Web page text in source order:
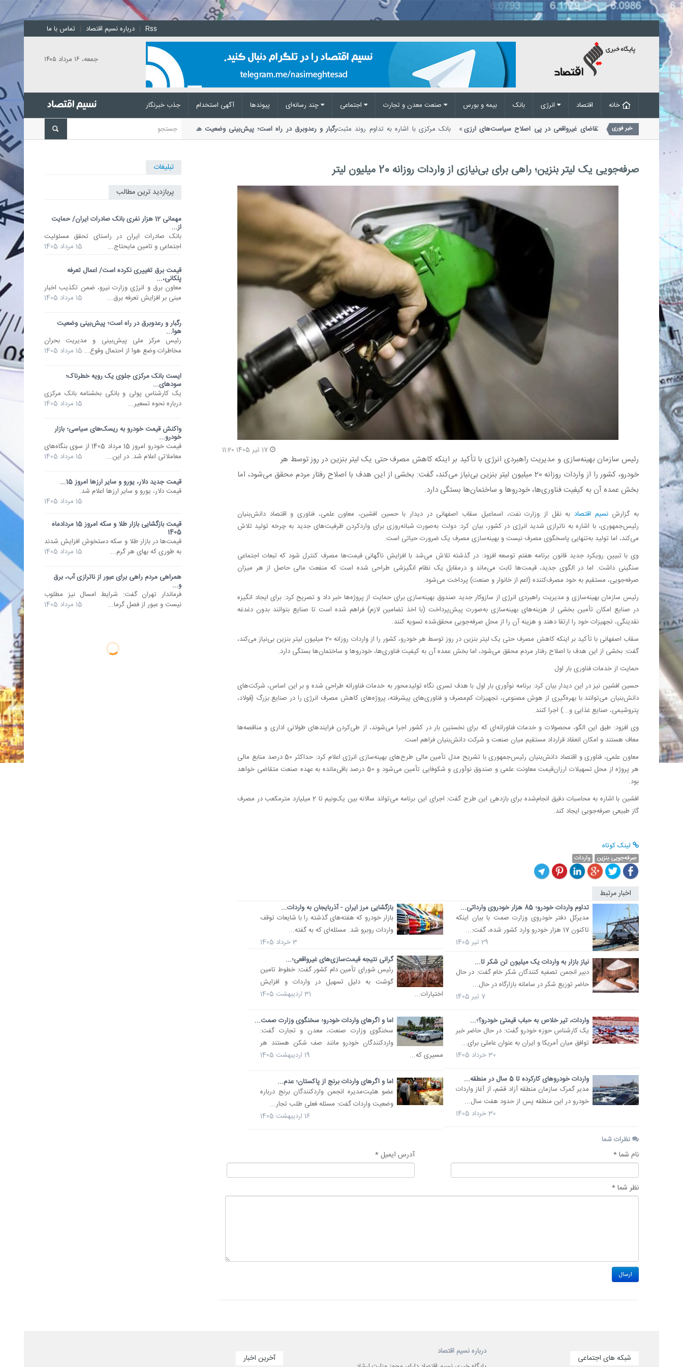
تماس با ما | درباره نسیم اقتصاد | Rss
جمعه، ۱۶ مرداد ۱۴۰۵
جذب خبرنگار آگهی استخدام پیوند‌ها بیمه و بورس بانک اقتصاد
خبر فوری رگبار و رعدوبرق در راه است؛ پیش‌بینی وضعیت هوا در روزهای آتی
رئیس مرکز ملی پیش‌بینی و
مدیریت بحران مخاطرات وضع هوا از احتمال...
حذف تقاضای غیرواقعی در پی اصلاح سیاست‌های ارزی
بانک مرکزی با اشاره به تداوم روند مثبت
معاملات ارزی اعلام کرد که...
اتحادیه شرکت های حمل
تبلیغات
پربازدید ترین مطالب
مهمانی 12 هزار نفری بانک صادرات ایران/ حمایت
از...
​بانک صادرات ایران در راستای تحقق مسئولیت
اجتماعی و تامین مایحتاج...
15 مرداد 1405
قیمت برق تغییری نکرده است/ اعمال تعرفه
پلکانی،...
معاون برق و انرژی وزارت نیرو، ضمن تکذیب اخبار
مبنی بر افزایش تعرفه برق...
15 مرداد 1405
رگبار و رعدوبرق در راه است؛ پیش‌بینی وضعیت
هوا...
رئیس مرکز ملی پیش‌بینی و مدیریت بحران
مخاطرات وضع هوا از احتمال وقوع... 15 مرداد 1405
ایست بانک مرکزی جلوی یک رویه خطرناک؛
سودهای...
یک کارشناس پولی و بانکی بخشنامه بانک مرکزی
درباره نحوه تسعیر...
15 مرداد 1405
واکنش قیمت خودرو به ریسک‌های سیاسی؛ بازار
خودرو...
قیمت خودرو امروز 15 مرداد 1405 از سوی بنگاه‌های
معاملاتی اعلام شد. در این...
15 مرداد 1405
قیمت جدید دلار، یورو و سایر ارزها امروز 15...
قیمت دلار، یورو و سایر ارزها اعلام شد.
15 مرداد 1405
قیمت بازگشایی بازار طلا و سکه امروز 15 مردادماه
1405
قیمت‌ها در بازار طلا و سکه دستخوش افزایش شدند
به طوری که بهای هر گرم...
15 مرداد 1405
همراهی مردم راهی برای عبور از ناترازی آب، برق
و...
فرماندار تهران گفت: شرایط امسال نیز مطلوب
نیست و عبور از فصل گرما...
15 مرداد 1405
صرفه‌جویی یک لیتر بنزین؛ راهی برای بی‌نیازی از واردات روزانه 20 میلیون لیتر
رئیس سازمان بهینه‌سازی و مدیریت راهبردی انرژی با تأکید بر اینکه کاهش مصرف حتی یک لیتر بنزین در روز توسط هر
خودرو، کشور را از واردات روزانه 20 میلیون لیتر بنزین بی‌نیاز می‌کند، گفت: بخشی از این هدف با اصلاح رفتار مردم محقق می‌شود، اما
بخش عمده آن به کیفیت فناوری‌ها، خودروها و ساختمان‌ها بستگی دارد.
به گزارش نسیم اقتصاد به نقل از وزارت نفت، اسماعیل سقاب اصفهانی در دیدار با حسین افشین، معاون علمی، فناوری و اقتصاد دانش‌بنیان
رئیس‌جمهوری، با اشاره به ناترازی شدید انرژی در کشور، بیان کرد: دولت به‌صورت شبانه‌روزی برای واردکردن ظرفیت‌های جدید به چرخه تولید تلاش
می‌کند، اما تولید به‌تنهایی پاسخگوی مصرف نیست و بهینه‌سازی مصرف یک ضرورت حیاتی است.
وی با تبیین رویکرد جدید قانون برنامه هفتم توسعه افزود: در گذشته تلاش می‌شد با افزایش ناگهانی قیمت‌ها مصرف کنترل شود که تبعات اجتماعی
سنگینی داشت. اما در الگوی جدید، قیمت‌ها ثابت می‌ماند و درمقابل یک نظام انگیزشی طراحی شده است که منفعت مالی حاصل از هر میزان
صرفه‌جویی، مستقیم به خود مصرف‌کننده (اعم از خانوار و صنعت) پرداخت می‌شود.
رئیس سازمان بهینه‌سازی و مدیریت راهبردی انرژی از سازوکار جدید صندوق بهینه‌سازی برای حمایت از پروژه‌ها خبر داد و تصریح کرد: برای ایجاد انگیزه
در صنایع امکان تأمین بخشی از هزینه‌های بهینه‌سازی به‌صورت پیش‌پرداخت (با اخذ تضامین لازم) فراهم شده است تا صنایع بتوانند بدون دغدغه
نقدینگی، تجهیزات خود را ارتقا دهند و هزینه آن را از محل صرفه‌جویی محقق‌شده تسویه کنند.
سقاب اصفهانی با تأکید بر اینکه کاهش مصرف حتی یک لیتر بنزین در روز توسط هر خودرو، کشور را از واردات روزانه 20 میلیون لیتر بنزین بی‌نیاز می‌کند،
گفت: بخشی از این هدف با اصلاح رفتار مردم محقق می‌شود، اما بخش عمده آن به کیفیت فناوری‌ها، خودروها و ساختمان‌ها بستگی دارد.
حمایت از خدمات فناوری بار اول
حسین افشین نیز در این دیدار بیان کرد: برنامه نوآوری بار اول با هدف تسری نگاه تولیدمحور به خدمات فناورانه طراحی شده و بر این اساس، شرکت‌های
دانش‌بنیان می‌توانند با بهره‌گیری از هوش مصنوعی، تجهیزات کم‌مصرف و فناوری‌های پیشرفته، پروژه‌های کاهش مصرف انرژی را در صنایع بزرگ (فولاد،
پتروشیمی، صنایع غذایی و...) اجرا کنند.
وی افزود: طبق این الگو، محصولات و خدمات فناورانه‌ای که برای نخستین بار در کشور اجرا می‌شوند، از طی‌کردن فرایندهای طولانی اداری و مناقصه‌ها
معاف هستند و امکان انعقاد قرارداد مستقیم میان صنعت و شرکت دانش‌بنیان فراهم است.
معاون علمی، فناوری و اقتصاد دانش‌بنیان رئیس‌جمهوری با تشریح مدل تأمین مالی طرح‌های بهینه‌سازی انرژی اعلام کرد: حداکثر 50 درصد منابع مالی
هر پروژه از محل تسهیلات ارزان‌قیمت معاونت علمی و صندوق نوآوری و شکوفایی تأمین می‌شود و 50 درصد باقی‌مانده به عهده صنعت متقاضی خواهد
بود.
افشین با اشاره به محاسبات دقیق انجام‌شده برای بازدهی این طرح گفت: اجرای این برنامه می‌تواند سالانه بین یک‌ونیم تا 2 میلیارد مترمکعب در مصرف
گاز طبیعی صرفه‌جویی ایجاد کند.
لینک کوتاه
صرفه‌جویی بنزین واردات
اخبار مرتبط
تداوم واردات خودرو؛ 85 هزار خودروی وارداتی...
مدیرکل دفتر خودروی وزارت صمت با بیان اینکه
تاکنون 17 هزار خودرو وارد کشور شده، گفت:...
29 تیر 1405
نیاز بازار به واردات یک میلیون تن شکر تا...
دبیر انجمن تصفیه کنندگان شکر خام گفت: در حال
حاضر توزیع شکر در سامانه بازارگاه در حال...
7 تیر 1405
واردات، تیر خلاص به حباب قیمتی خودرو؟؛...
یک کارشناس حوزه خودرو گفت: در حال حاضر خبر
توافق میان آمریکا و ایران به عنوان عاملی برای...
30 خرداد 1405
واردات خودروهای کارکرده تا 5 سال در منطقه...
مدیر گمرک سازمان منطقه آزاد قشم، از آغاز واردات
خودرو در این منطقه پس از حدود هفت سال...
30 خرداد 1405
بازگشایی مرز ایران - آذربایجان به واردات...
بازار خودرو که هفته‌های گذشته را با شایعات توقف
واردات روبرو شد. مسئله‌ای که به گفته...
3 خرداد 1405
گرانی نتیجه قیمت‌سازی‌های غیرواقعی؛...
رئیس شورای تأمین دام کشور گفت: خطوط تامین
گوشت به دلیل تسهیل در واردات و افزایش
اختیارات...
31 اردیبهشت 1405
اما و اگرهای واردات خودرو؛ سخنگوی وزارت صمت...
سخنگوی وزارت صنعت، معدن و تجارت گفت:
واردکنندگان خودرو مانند صف شکن هستند هر
مسیری که...
19 اردیبهشت 1405
اما و اگرهای واردات برنج از پاکستان؛ عدم...
عضو هئیت‌مدیره انجمن واردکنندگان برنج درباره
وضعیت واردات گفت: مسئله فعلی طلب تجار...
16 اردیبهشت 1405
نظرات شما
آدرس ایمیل * نام شما *
نظر شما *
آخرین اخبار
درباره نسیم اقتصاد
شبکه های اجتماعی